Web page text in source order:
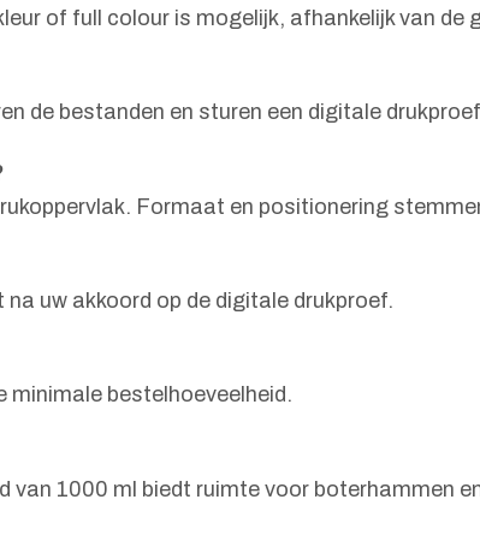
of full colour is mogelijk, afhankelijk van de
de bestanden en sturen een digitale
Formaat en positionering
uw akkoord op de digitale drukproef.
minimale bestelhoeveelheid.
van 1000 ml biedt ruimte voor boterhammen